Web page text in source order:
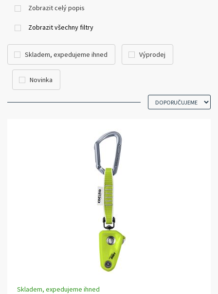
např.
Gri-grineboClick-up
Zobrazit celý popis
Zobrazit všechny filtry
Skladem, expedujeme ihned Výprodej
Novinka
Skladem, expedujeme ihned